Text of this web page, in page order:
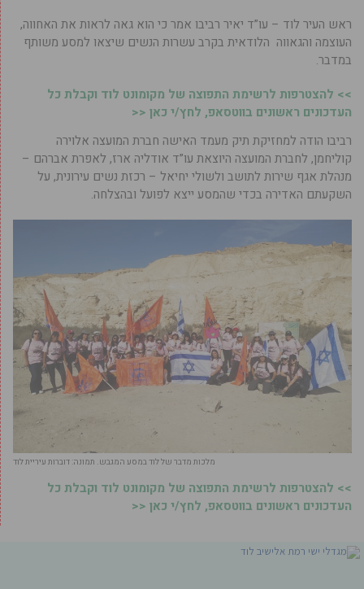
ראש העיר לוד – עו”ד יאיר רביבו אמר כי הוא גאה לראות את האחווה,
העוצמה והגאווה הלודאית בקרב עשרות הנשים שיצאו למסע משותף
במדבר.
>> להצטרפות לרשימת התפוצה של מקומונט לוד וקבלת כל
העדכונים ראשונים בווטסאפ, לחץ/י כאן <<
רביבו הודה למחזיקת תיק מעמד האישה חברת המועצה אלוירה
קוליחמן, לחברת המועצה היוצאת עו”ד אודליה ארז, לאפרת אברהם –
מנהלת אגף שירות לתושב ולשולי יחיאל – רכזת נשים עירונית, על
השקעתם האדירה בכדי שהמסע ייצא לפועל ובהצלחה.
מלכות מדבר של לוד במסע המגבש. תמונה: דוברות עיריית לוד
>> להצטרפות לרשימת התפוצה של מקומונט לוד וקבלת כל
העדכונים ראשונים בווטסאפ, לחץ/י כאן <<